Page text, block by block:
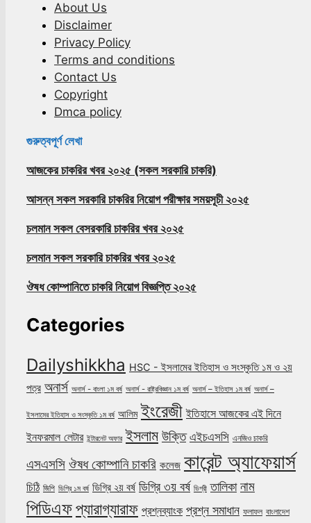
About Us
Disclaimer
Privacy Policy
Terms and conditions
Contact Us
Copyright
Dmca policy
গুরুত্বপূর্ণ লেখা
আজকের চাকরির খবর ২০২৫ (সকল সরকারি চাকরি)
আসন্ন সকল সরকারি চাকরির নিয়োগ পরীক্ষার সময়সূচী ২০২৫
চলমান সকল বেসরকারি চাকরির খবর ২০২৫
চলমান সকল সরকারি চাকরির খবর ২০২৫
ঔষধ কোম্পানিতে চাকরি নিয়োগ বিজ্ঞপ্তি ২০২৫
Categories
Dailyshikkha HSC - ইসলামের ইতিহাস ও সংস্কৃতি ১ম ও ২য়
পত্র অনার্স অনার্স - বাংলা ১ম বর্ষ অনার্স - রাষ্ট্রবিজ্ঞান ১ম বর্ষ অনার্স – ইতিহাস ১ম বর্ষ অনার্স –
ইসলামের ইতিহাস ও সংস্কৃতি ১ম বর্ষ আলিম ইংরেজী ইতিহাসে আজকের এই দিনে
ইনফরমাল লেটার ইন্টারনেট অফার ইসলাম উক্তি এইচএসসি এনজিও চাকরি
এসএসসি ঔষধ কোম্পানি চাকরি কলেজ কারেন্ট অ্যাফেয়ার্স
চিঠি জিপি ডিগ্রি ১ম বর্ষ ডিগ্রি ২য় বর্ষ ডিগ্রি ৩য় বর্ষ ডিগ্রী তালিকা নাম
পিডিএফপ্যারাগ্যারাফ প্রশ্নব্যাংক প্রশ্ন সমাধান ফলাফল বাংলাদেশ